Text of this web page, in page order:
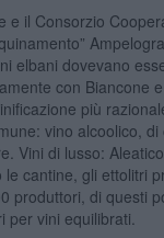
e il Consorzio
elbani dovevano
con Biancone
più
vino alcoolico,
Vini di lusso:
cantine, gli ettolitri
produttori, di questi
per vini equilibrati.